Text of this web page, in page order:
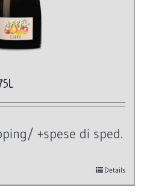
+spese di sped.
Details